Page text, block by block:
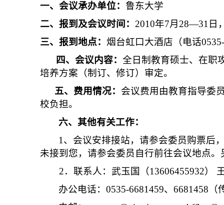
一、会议承办单位： 鲁东大学
二、报到及会议时间： 2010年7月28—31日
三、报到地点： 烟台虹口大酒店（电话
四、会议内容： 全日制教育硕士、在职
培养方案（制订、修订）审定。
五、费用情况： 会议费用由教育指导委
校负担。
六、其他有关工作：
1、会议安排接站，请参会委员购票后
未接到 您，请参会委员 自行前往会议地点
2．联系人：武玉国（13606455932）
办公电话：0535-6681459、6681458（